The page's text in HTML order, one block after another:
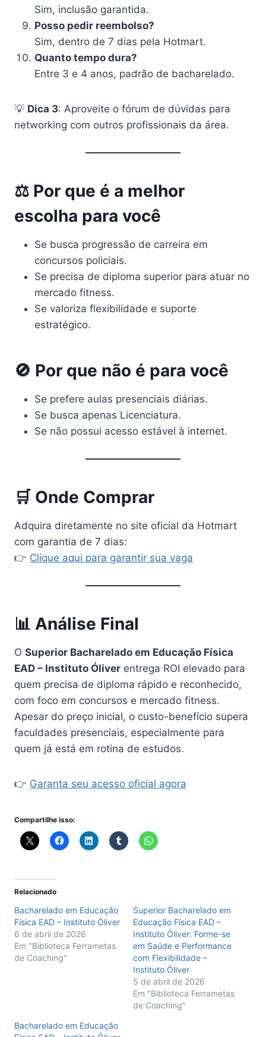
Sim, inclusão garantida.
Posso pedir reembolso?
Sim, dentro de 7 dias pela Hotmart.
Quanto tempo dura?
Entre 3 e 4 anos, padrão de bacharelado.
💡 Dica 3: Aproveite o fórum de dúvidas para
networking com outros profissionais da área.
⚖️ Por que é a melhor
escolha para você
Se busca progressão de carreira em
concursos policiais.
Se precisa de diploma superior para atuar no
mercado fitness.
Se valoriza flexibilidade e suporte
estratégico.
🚫 Por que não é para você
Se prefere aulas presenciais diárias.
Se busca apenas Licenciatura.
Se não possui acesso estável à internet.
🛒 Onde Comprar
Adquira diretamente no site oficial da Hotmart
com garantia de 7 dias:
👉 Clique aqui para garantir sua vaga
📊 Análise Final
O Superior Bacharelado em Educação Física
EAD – Instituto Óliver entrega ROI elevado para
quem precisa de diploma rápido e reconhecido,
com foco em concursos e mercado fitness.
Apesar do preço inicial, o custo-benefício supera
faculdades presenciais, especialmente para
quem já está em rotina de estudos.
👉 Garanta seu acesso oficial agora
Compartilhe isso:
Relacionado
Bacharelado em Educação
Física EAD – Instituto Óliver
6 de abril de 2026
Em "Biblioteca Ferrametas
de Coaching"
Superior Bacharelado em
Educação Física EAD –
Instituto Óliver: Forme-se
em Saúde e Performance
com Flexibilidade –
Instituto Óliver
5 de abril de 2026
Em "Biblioteca Ferrametas
de Coaching"
Bacharelado em Educação